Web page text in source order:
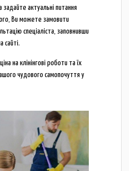
задайте актуальні питання
Ви можете замовити
спеціаліста, заповнивши
сайті.
на клінінгові роботи та їх
чудового самопочуття у